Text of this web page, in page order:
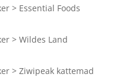
> Essential Foods
> Wildes Land
> Ziwipeak kattemad